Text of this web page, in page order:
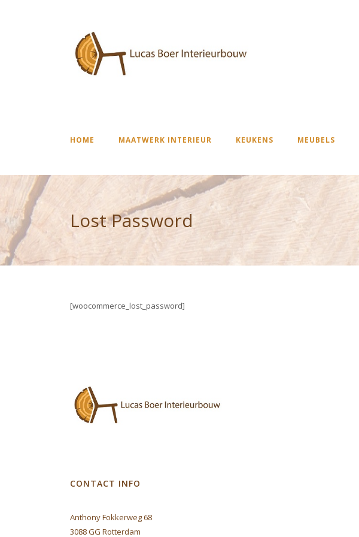
HOME MAATWERK INTERIEUR KEUKENS MEUBELS
Lost Password
[woocommerce_lost_password]
CONTACT INFO
Anthony Fokkerweg 68
3088 GG Rotterdam